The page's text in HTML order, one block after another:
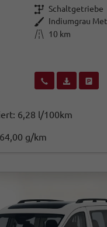
Getriebe Schaltgetriebe
Außenfarbe Indiumgrau
Kilometerstand
10 km
Wir rufen Sie an
6,28 l/100km
g/km